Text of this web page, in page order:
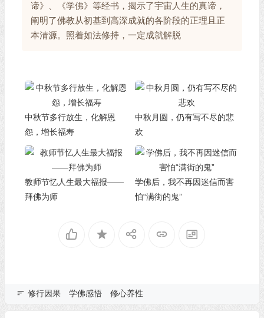
谛》、《学佛》等经书，揭示了宇宙人生的真谛，
阐明了佛教从初基到高深成就的各阶段的正理且正
本清源。照着如法修持，一定成就解脱
中秋节多行放生，化解恩
怨，增长福寿
中秋月圆，仍有写不尽的悲
欢
教师节忆人生最大福报——
拜佛为师
学佛后，我不再因迷信而害
怕“满街的鬼”
修行因果 学佛感悟 修心养性